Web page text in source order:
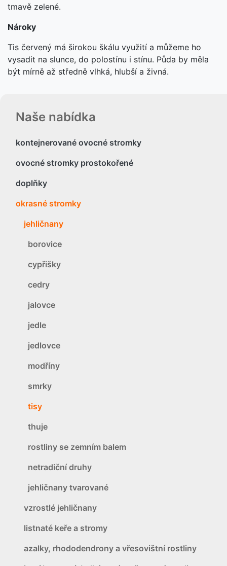
Naše nabídka
kontejnerované ovocné stromky
ovocné stromky prostokořené
doplňky
okrasné stromky
jehličnany
borovice
cypřišky
cedry
jalovce
jedle
jedlovce
modříny
smrky
tisy
thuje
rostliny se zemním balem
netradiční druhy
jehličnany tvarované
vzrostlé jehličnany
listnaté keře a stromy
azalky, rhododendrony a vřesovištní rostliny
tmavě zelené.
Nároky
Tis červený má širokou škálu využití a můžeme ho
vysadit na slunce, do polostínu i stínu. Půda by měla
být mírně až středně vlhká, hlubší a živná.